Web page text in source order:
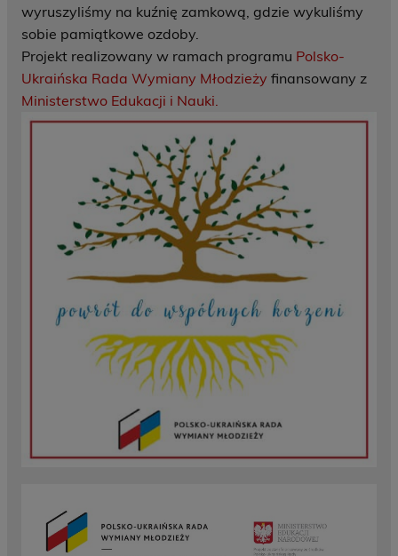
wyruszyliśmy na kuźnię zamkową, gdzie wykuliśmy
sobie pamiątkowe ozdoby.
Projekt realizowany w ramach programu Polsko-
Ukraińska Rada Wymiany Młodzieży finansowany z
Ministerstwo Edukacji i Nauki.